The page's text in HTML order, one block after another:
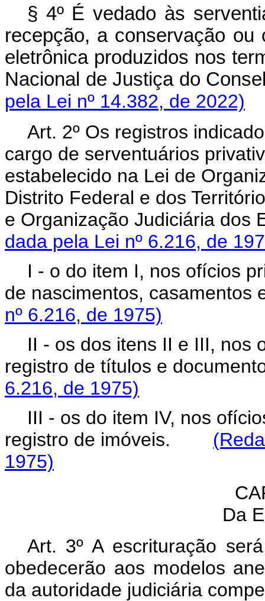
§ 4º É vedado às
recepção, a conservação
eletrônica produzidos nos
Nacional de Justiça do
pela Lei nº 14.382, de 2022)
Art. 2º Os registros
cargo de serventuários
estabelecido na Lei de
Distrito Federal e dos
e Organização Judiciária
dada pela Lei nº 6.216, de
I - o do item I, nos ofícios
de nascimentos,
nº 6.216, de 1975)
II - os dos itens II e III, nos
registro de títulos e
6.216, de 1975)
III - os do item IV, nos
registro de imóveis.
1975)
Da
Art. 3º A escrituração
obedecerão aos modelos
da autoridade judiciária